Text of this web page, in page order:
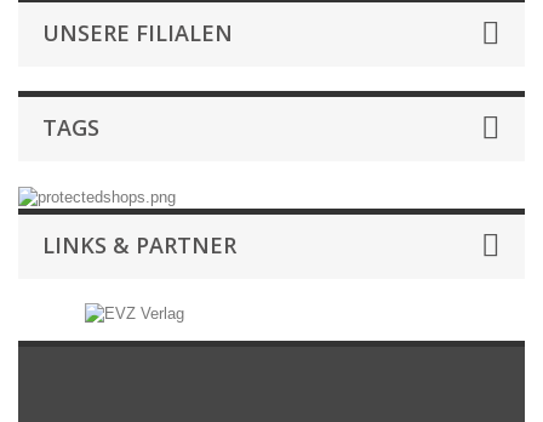
UNSERE FILIALEN
TAGS
LINKS & PARTNER